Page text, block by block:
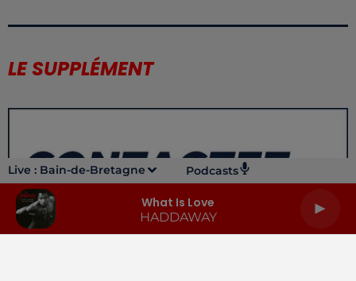
Live : Bain-de-Bretagne Podcasts
What Is Love
HADDAWAY
LE SUPPLÉMENT